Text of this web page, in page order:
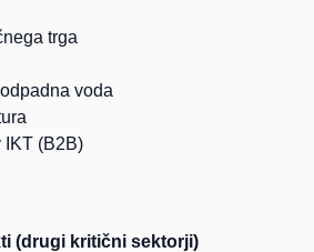
trga
voda
IKT (B2B)
(drugi kritični sektorji)